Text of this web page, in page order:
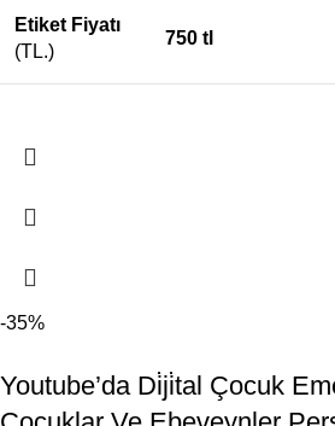
Etiket Fiyatı
(TL.)
750 tl
-35%
Youtube’da Di̇ji̇tal Çocuk